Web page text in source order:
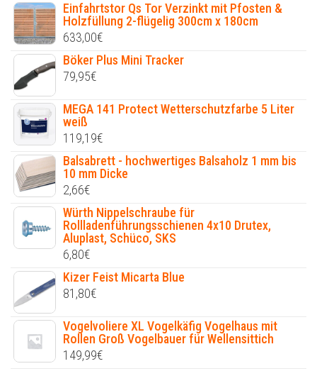
Einfahrtstor Qs Tor Verzinkt mit Pfosten &
Holzfüllung 2-flügelig 300cm x 180cm
633,00€
Böker Plus Mini Tracker
79,95€
MEGA 141 Protect Wetterschutzfarbe 5 Liter
weiß
119,19€
Balsabrett - hochwertiges Balsaholz 1 mm bis
10 mm Dicke
2,66€
Würth Nippelschraube für
Rollladenführungsschienen 4x10 Drutex,
Aluplast, Schüco, SKS
6,80€
Kizer Feist Micarta Blue
81,80€
Vogelvoliere XL Vogelkäfig Vogelhaus mit
Rollen Groß Vogelbauer für Wellensittich
149,99€